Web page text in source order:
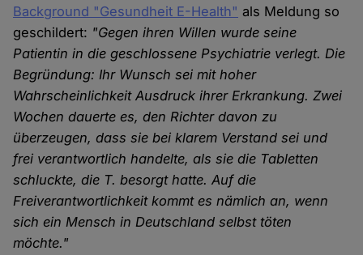
Background "Gesundheit E-Health" als Meldung so
geschildert: "Gegen ihren Willen wurde seine
Patientin in die geschlossene Psychiatrie verlegt. Die
Begründung: Ihr Wunsch sei mit hoher
Wahrscheinlichkeit Ausdruck ihrer Erkrankung. Zwei
Wochen dauerte es, den Richter davon zu
überzeugen, dass sie bei klarem Verstand sei und
frei verantwortlich handelte, als sie die Tabletten
schluckte, die T. besorgt hatte. Auf die
Freiverantwortlichkeit kommt es nämlich an, wenn
sich ein Mensch in Deutschland selbst töten
möchte."